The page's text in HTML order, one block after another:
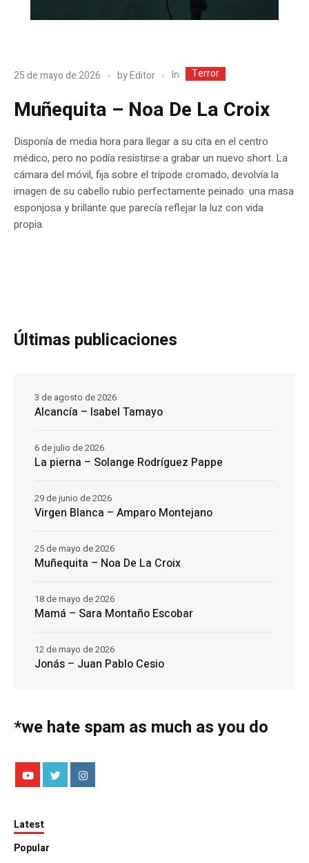
25 de mayo de 2026 byEditor In Terror
Muñequita – Noa De La Croix
Disponía de media hora para llegar a su cita en el centro
médico, pero no podía resistirse a grabar un nuevo short. La
cámara del móvil, fija sobre el trípode cromado, devolvía la
imagen de su cabello rubio perfectamente peinado: una masa
esponjosa y brillante que parecía reflejar la luz con vida
propia.
Últimas publicaciones
Alcancía – Isabel Tamayo
3 de agosto de 2026
La pierna – Solange Rodríguez Pappe
6 de julio de 2026
Virgen Blanca – Amparo Montejano
29 de junio de 2026
Muñequita – Noa De La Croix
25 de mayo de 2026
Mamá – Sara Montaño Escobar
18 de mayo de 2026
Jonás – Juan Pablo Cesio
12 de mayo de 2026
*we hate spam as much as you do
Latest
Popular